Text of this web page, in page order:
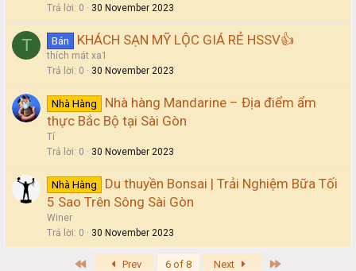
Trả lời 0 30 November 2023
T Bán KHÁCH SẠN MỸ LỘC GIÁ RẺ HSSV👍
thích mát xa1
Trả lời 0 30 November 2023
Nhà Hàng
Nhà hàng Mandarine – Địa điểm ẩm
thực Bắc Bộ tại Sài Gòn
Tí
Trả lời 0 30 November 2023
Nhà Hàng
Du thuyền Bonsai | Trải Nghiệm Bữa Tối
5 Sao Trên Sông Sài Gòn
Winer
Trả lời 0 30 November 2023
First Prev 6 of 8 Next